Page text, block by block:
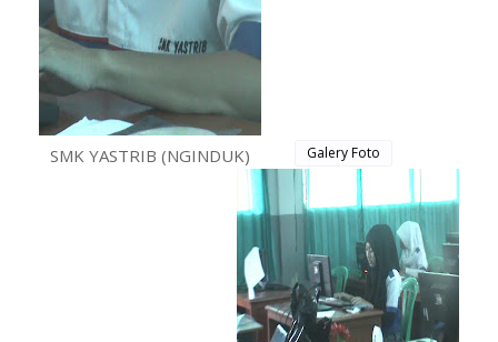
SMK YASTRIB (NGINDUK) Galery Foto